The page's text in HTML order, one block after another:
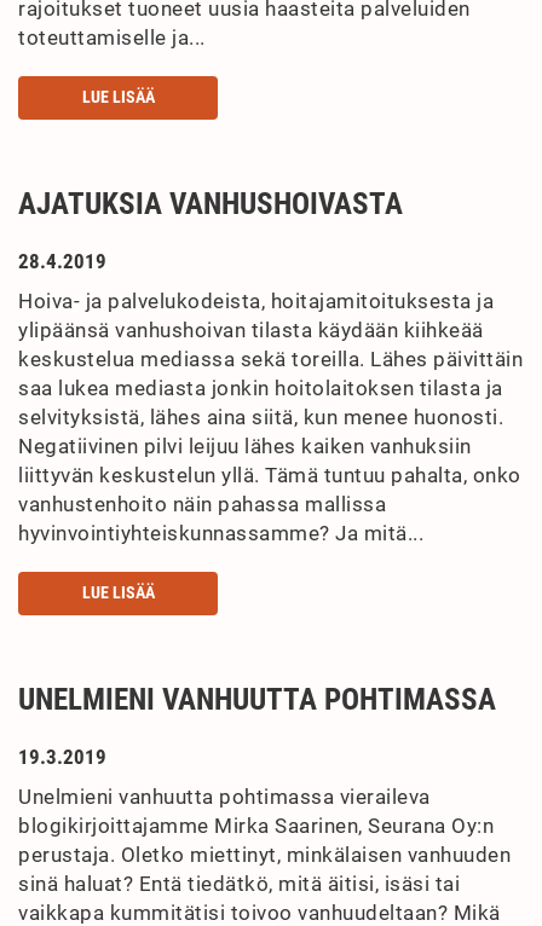
rajoitukset tuoneet uusia haasteita palveluiden
toteuttamiselle ja...
LUE LISÄÄ
AJATUKSIA VANHUSHOIVASTA
28.4.2019
Hoiva- ja palvelukodeista, hoitajamitoituksesta ja
ylipäänsä vanhushoivan tilasta käydään kiihkeää
keskustelua mediassa sekä toreilla. Lähes päivittäin
saa lukea mediasta jonkin hoitolaitoksen tilasta ja
selvityksistä, lähes aina siitä, kun menee huonosti.
Negatiivinen pilvi leijuu lähes kaiken vanhuksiin
liittyvän keskustelun yllä. Tämä tuntuu pahalta, onko
vanhustenhoito näin pahassa mallissa
hyvinvointiyhteiskunnassamme? Ja mitä...
LUE LISÄÄ
UNELMIENI VANHUUTTA POHTIMASSA
19.3.2019
Unelmieni vanhuutta pohtimassa vieraileva
blogikirjoittajamme Mirka Saarinen, Seurana Oy:n
perustaja. Oletko miettinyt, minkälaisen vanhuuden
sinä haluat? Entä tiedätkö, mitä äitisi, isäsi tai
vaikkapa kummitätisi toivoo vanhuudeltaan? Mikä